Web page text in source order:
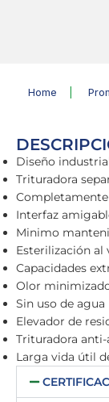
Home
Diseño
Trituradora
Interfaz
Minimo
Esterilización al
Capacidades
Olor
Sin uso de agua
Elevador de
Trituradora anti-
Larga vida útil